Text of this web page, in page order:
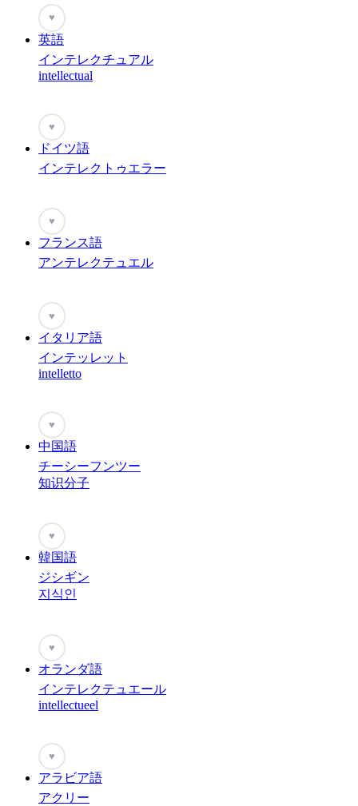
♥
英語
インテレクチュアル
intellectual
♥
ドイツ語
インテレクトゥエラー
♥
フランス語
アンテレクテュエル
♥
イタリア語
インテッレット
intelletto
♥
中国語
チーシーフンツー
知识分子
♥
韓国語
ジシギン
지식인
♥
オランダ語
インテレクテュエール
intellectueel
♥
アラビア語
アクリー